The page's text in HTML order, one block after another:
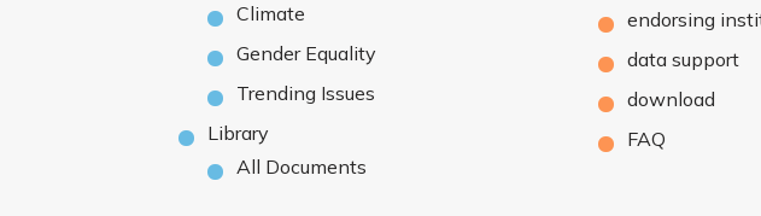
Climate
Gender Equality
Trending Issues
Library
All Documents
endorsing
data support
download
FAQ